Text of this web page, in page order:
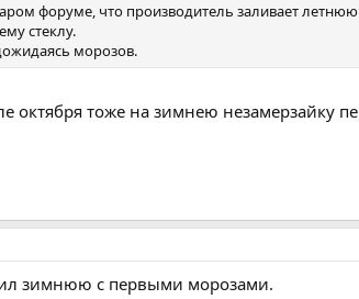
форуме, что производитель заливает
стеклу.
морозов.
октября тоже на зимнею незамерзайку
зимнюю с первыми морозами.